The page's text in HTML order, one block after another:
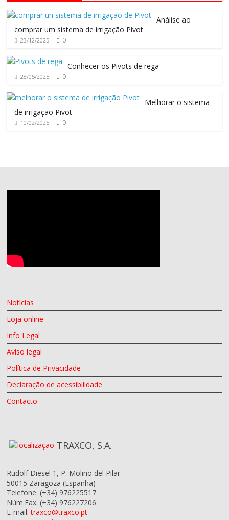
Análise ao
comprar um sistema de irrigação Pivot
23/12/2025 0
Conhecer os Pivots de rega
28/05/2025 0
Melhorar o sistema
de irrigação Pivot
10/02/2025 0
Notícias
Loja online
Info Legal
Aviso legal
Política de Privacidade
Declaração de acessibilidade
Contacto
TRAXCO, S.A.
Rudolf Diesel 1, P. Molino del Pilar
50015 Zaragoza (Espanha)
Telefone.(+34) 976225517
Núm.Fax.(+34) 976227206
E-mail:traxco@traxco.pt